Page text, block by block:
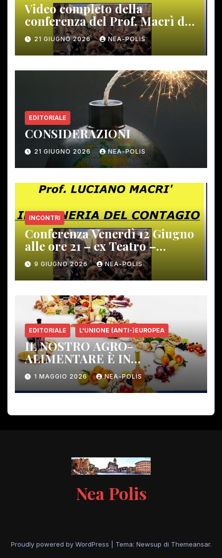
Video completo della
conferenza del Prof. Macrì del
12 giugno scorso
21 GIUGNO 2026 NEA-POLIS
EDITORIALE
CONSIDERAZIONI
21 GIUGNO 2026 NEA-POLIS
INCONTRI
Conferenza Venerdì 12 Giugno
alle ore 21 – ex Teatro –
Gambassi Terme –
9 GIUGNO 2026 NEA-POLIS
EDITORIALE L'UNIONE (ANTI-)EUROPEA
IL NOSTRO AGRO-
ALIMENTARE È IN
PERICOLO!
1 MAGGIO 2026 NEA-POLIS
Nea Polis
Proudly powered by WordPress Tema: Newsup di Themeansar.